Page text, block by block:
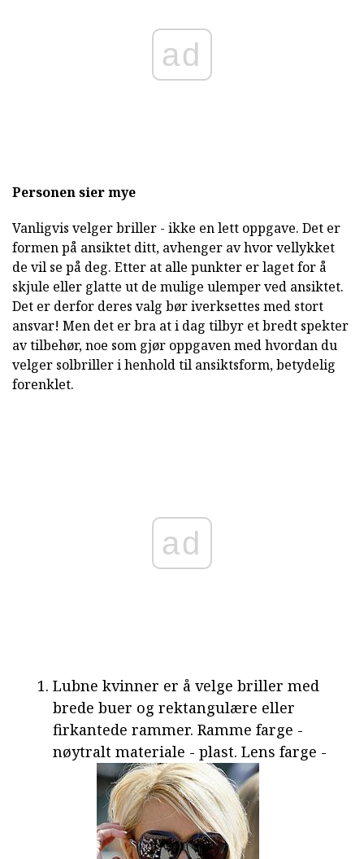
ad
Personen sier mye
Vanligvis velger briller - ikke en lett oppgave. Det er
formen på ansiktet ditt, avhenger av hvor vellykket
de vil se på deg. Etter at alle punkter er laget for å
skjule eller glatte ut de mulige ulemper ved ansiktet.
Det er derfor deres valg bør iverksettes med stort
ansvar! Men det er bra at i dag tilbyr et bredt spekter
av tilbehør, noe som gjør oppgaven med hvordan du
velger solbriller i henhold til ansiktsform, betydelig
forenklet.
ad
Lubne kvinner er å velge briller med
brede buer og rektangulære eller
firkantede rammer. Ramme farge -
nøytralt materiale - plast. Lens farge -